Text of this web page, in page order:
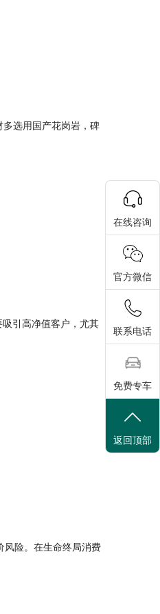
选用国产花岗岩，碑
引高净值客户，尤其
风险。在生命终局消费
在线咨询
官方微信
联系电话
免费专车
返回顶部